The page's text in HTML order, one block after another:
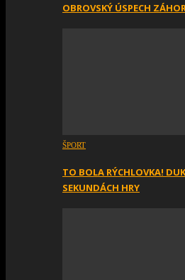
OBROVSKÝ ÚSPECH
ŠPORT
TO BOLA RÝCHLOVKA!
SEKUNDÁCH HRY